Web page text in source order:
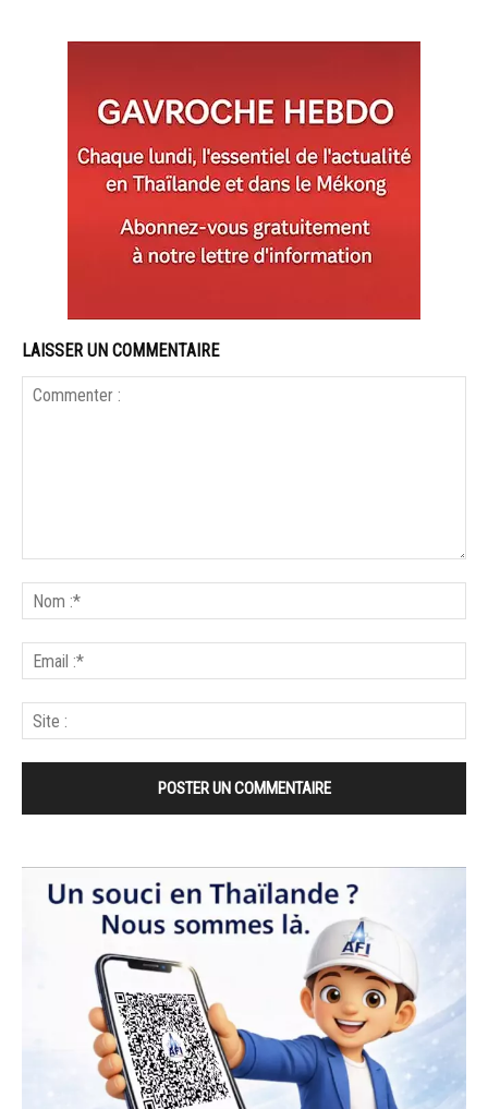
LAISSER UN COMMENTAIRE